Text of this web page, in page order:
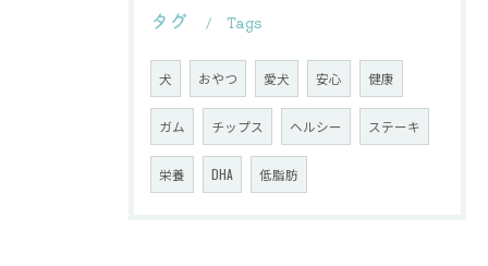
タグ Tags
犬 おやつ 愛犬 安心 健康
ガム チップス ヘルシー ステーキ
栄養 DHA 低脂肪